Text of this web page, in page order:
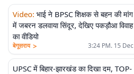
Video: भाई ने BPSC शिक्षक से बहन की मांग
में जबरन डलवाया सिंदूर, देखिए पकड़ौआ विवाह
का वीडियो
बेगूसराय > 3:24 PM. 15 Dec
UPSC में बिहार-झारखंड का दिखा दम, TOP-